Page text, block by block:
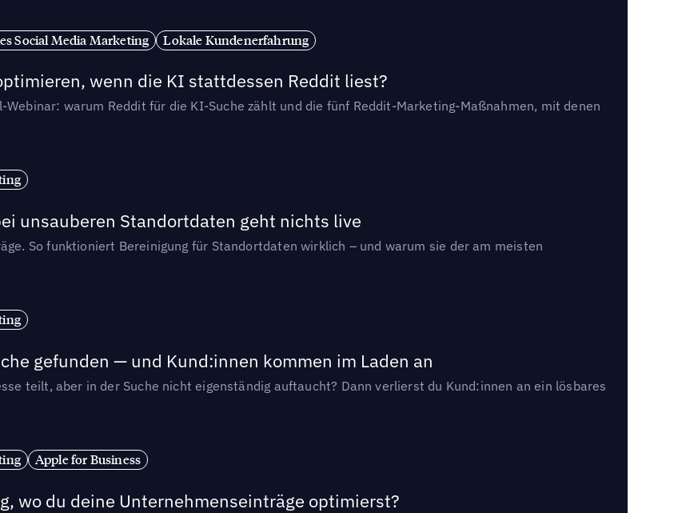
Social Media Marketing Lokale Kundenerfahrung
wenn die KI stattdessen Reddit liest?
warum Reddit für die KI-Suche zählt und die fünf Reddit-Marketing-Maßnahmen, mit denen
unsauberen Standortdaten geht nichts live
So funktioniert Bereinigung für Standortdaten wirklich – und warum sie der am meisten
gefunden — und Kund:innen kommen im Laden an
teilt, aber in der Suche nicht eigenständig auftaucht? Dann verlierst du Kund:innen an ein lösbares
Apple for Business
wo du deine Unternehmenseinträge optimierst?